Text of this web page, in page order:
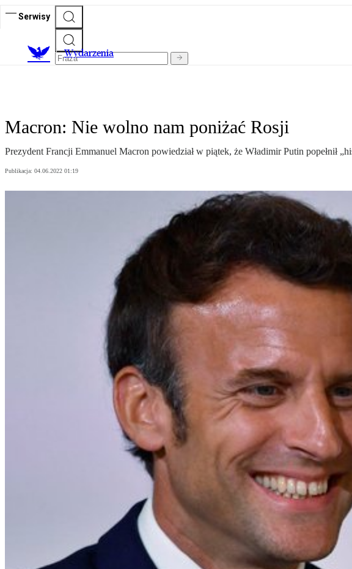
Serwisy
Wydarzenia
Macron: Nie wolno nam poniżać Rosji
Prezydent Francji Emmanuel Macron powiedział w piątek, że Władimir Putin popełnił
Publikacja: 04.06.2022 01:19